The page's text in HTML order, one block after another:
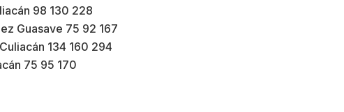
98 130 228
Guasave 75 92 167
134 160 294
75 95 170